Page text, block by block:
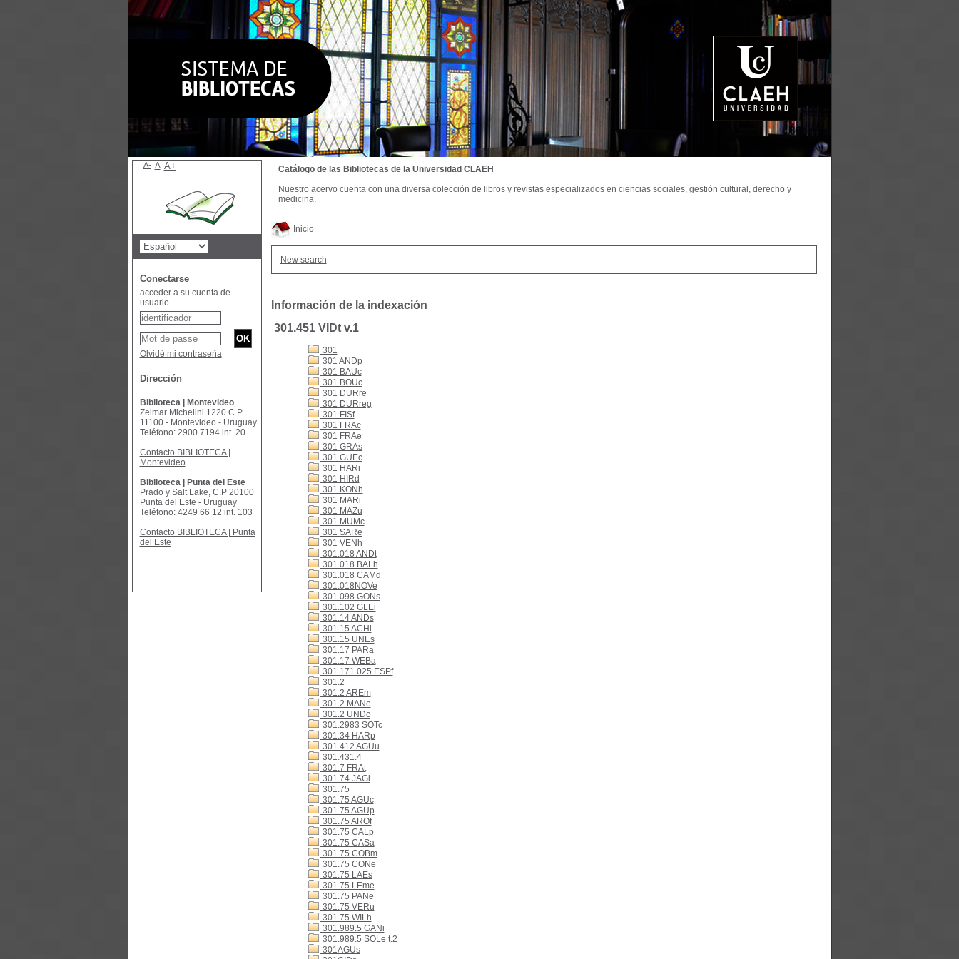
Inicio
New search
Información de la indexación
301.451 VIDt v.1
301
301 ANDp
301 BAUc
301 BOUc
301 DURre
301 DURreg
301 FISf
301 FRAc
301 FRAe
301 GRAs
301 GUEc
301 HARi
301 HIRd
301 KONh
301 MARi
301 MAZu
301 MUMc
301 SARe
301 VENh
301.018 ANDt
301.018 BALh
301.018 CAMd
301.018NOVe
301.098 GONs
301.102 GLEi
301.14 ANDs
301.15 ACHi
301.15 UNEs
301.17 PARa
301.17 WEBa
301.171 025 ESPf
301.2
301.2 AREm
301.2 MANe
301.2 UNDc
301.2983 SOTc
301.34 HARp
301.412 AGUu
301.431.4
301.7 FRAt
301.74 JAGi
301.75
301.75 AGUc
301.75 AGUp
301.75 AROf
301.75 CALp
301.75 CASa
301.75 COBm
301.75 CONe
301.75 LAEs
301.75 LEme
301.75 PANe
301.75 VERu
301.75 WILh
301.989.5 GANi
301.989.5 SOLe t.2
301AGUs
Catálogo de las Bibliotecas de la Universidad CLAEH
Nuestro acervo cuenta con una diversa colección de libros y revistas especializados en ciencias sociales, gestión cultural, derecho y
medicina.
A- A A+
Conectarse
acceder a su cuenta de
usuario
Olvidé mi contraseña
Dirección
Biblioteca | Montevideo
Zelmar Michelini 1220 C.P
11100 - Montevideo - Uruguay
Teléfono: 2900 7194 int. 20
Contacto BIBLIOTECA |
Montevideo
Biblioteca | Punta del Este
Prado y Salt Lake, C.P 20100
Punta del Este - Uruguay
Teléfono: 4249 66 12 int. 103
Contacto BIBLIOTECA | Punta
del Este